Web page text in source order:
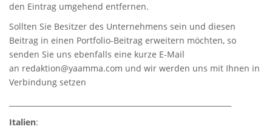
den Eintrag umgehend entfernen.
Sollten Sie Besitzer des Unternehmens sein und diesen
Beitrag in einen Portfolio-Beitrag erweitern möchten, so
senden Sie uns ebenfalls eine kurze E-Mail
an redaktion@yaamma.com und wir werden uns mit Ihnen in
Verbindung setzen
Italien: